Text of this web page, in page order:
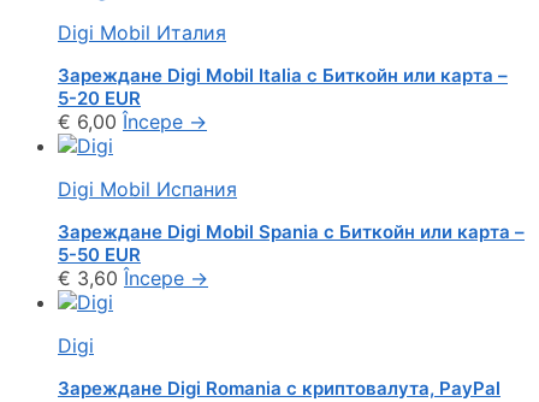
Digi Mobil Италия
Зареждане Digi Mobil Italia с Биткойн или карта –
5-20 EUR
€ 6,00 Începe →
Digi Mobil Испания
Зареждане Digi Mobil Spania с Биткойн или карта –
5-50 EUR
€ 3,60 Începe →
Digi
Зареждане Digi Romania с криптовалута, PayPal